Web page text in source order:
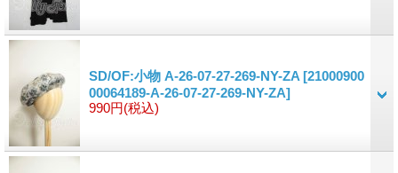
SD/OF:小物 A-26-07-27-269-NY-ZA [21000900
00064189-A-26-07-27-269-NY-ZA]
990円(税込)